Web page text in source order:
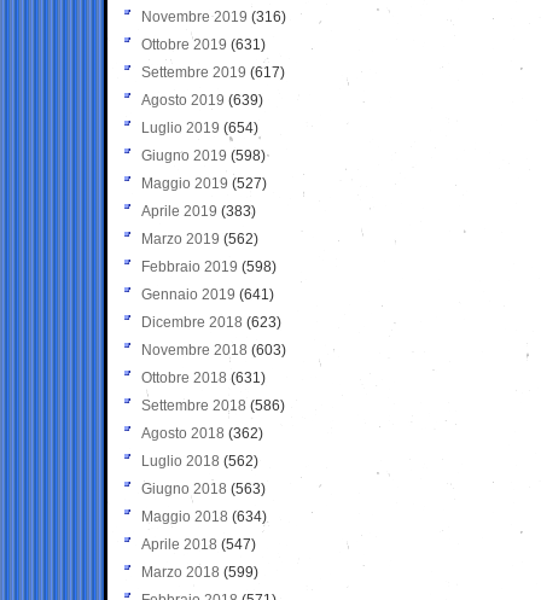
Novembre 2019 (316)
Ottobre 2019 (631)
Settembre 2019 (617)
Agosto 2019 (639)
Luglio 2019 (654)
Giugno 2019 (598)
Maggio 2019 (527)
Aprile 2019 (383)
Marzo 2019 (562)
Febbraio 2019 (598)
Gennaio 2019 (641)
Dicembre 2018 (623)
Novembre 2018 (603)
Ottobre 2018 (631)
Settembre 2018 (586)
Agosto 2018 (362)
Luglio 2018 (562)
Giugno 2018 (563)
Maggio 2018 (634)
Aprile 2018 (547)
Marzo 2018 (599)